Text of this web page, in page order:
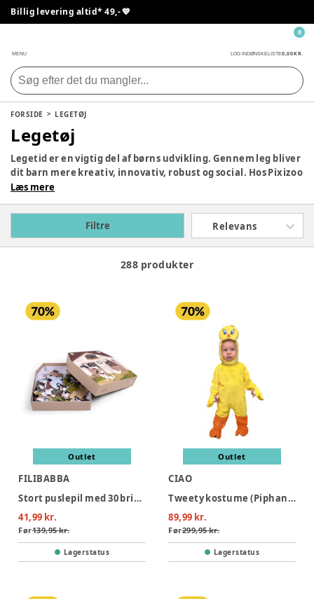
Billig levering altid* 49,- 💙
MENU LOG INDØNSKELISTE0,00 KR.
0
FORSIDE LEGETØJ
Legetøj
Legetid er en vigtig del af børns udvikling. Gennem leg bliver
dit barn mere kreativ, innovativ, robust og social. Hos Pixizoo
har vi samlet det bedste legetøj til både babyer og børn.
barn her.
Læs mere
Filtre Relevans
288 produkter
Outlet
FILIBABBA
Stort puslepil med 30 brikker - Bondegården
41,99 kr.
Før139,95 kr.
Lagerstatus
Outlet
CIAO
Tweety kostume (Piphans) - GUL
89,99 kr.
Før299,95 kr.
Lagerstatus